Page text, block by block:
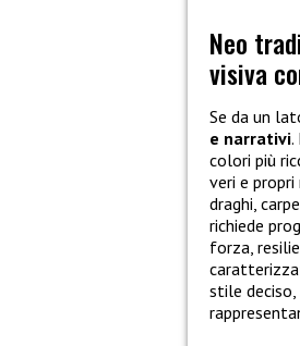
Neo
visiva
Se da un
e narrativi.
colori più
veri e
draghi,
richiede
forza,
stile